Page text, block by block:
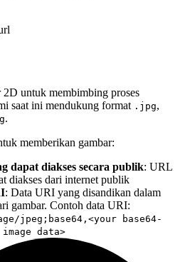
2D untuk membimbing proses
saat ini mendukung format .jpg,
.
memberikan gambar:
dapat diakses secara publik: URL
diakses dari internet publik
: Data URI yang disandikan dalam
gambar. Contoh data URI:
jpeg;base64,<your base64-
image data>